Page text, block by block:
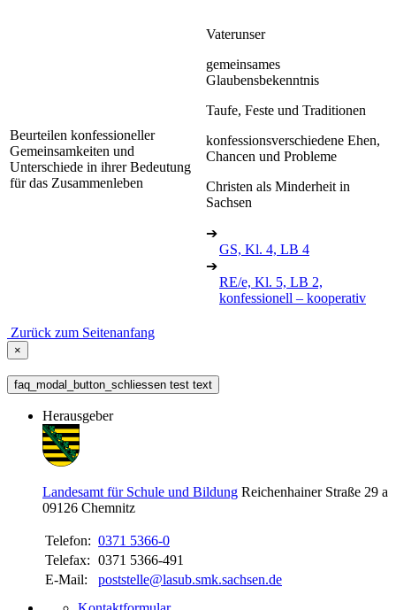
Beurteilen konfessioneller
Gemeinsamkeiten und
Unterschiede in ihrer Bedeutung
für das Zusammenleben
Vaterunser
gemeinsames
Glaubensbekenntnis
Taufe, Feste und Traditionen
konfessionsverschiedene Ehen,
Chancen und Probleme
Christen als Minderheit in
Sachsen
➔
GS, Kl. 4, LB 4
➔
RE/e, Kl. 5, LB 2,
konfessionell – kooperativ
Zurück zum Seitenanfang
×
faq_modal_button_schliessen test text
Herausgeber
Landesamt für Schule und Bildung Reichenhainer Straße 29 a
09126 Chemnitz
Telefon: 0371 5366-0
Telefax: 0371 5366-491
E-Mail:
poststelle@lasub.smk.sachsen.de